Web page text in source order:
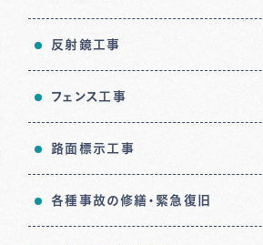
反射鏡工事
フェンス工事
路面標示工事
各種事故の修繕・緊急復旧